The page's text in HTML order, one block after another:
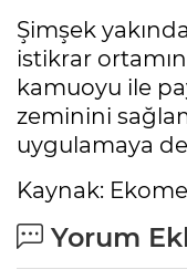
Şimşek
istikrar
kamuoyu ile
zeminini
uygulamaya
Kaynak:
Yorum